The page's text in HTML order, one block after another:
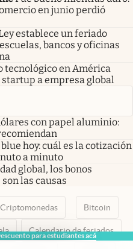
para estudiantes acá
en junio perdió
establece un feriado
bancos y oficinas
tecnológico en América
startup a empresa global
con papel aluminio:
hoy: cuál es la cotización
a minuto
global, los bonos
las causas
Criptomonedas Bitcoin
Calendario de feriados